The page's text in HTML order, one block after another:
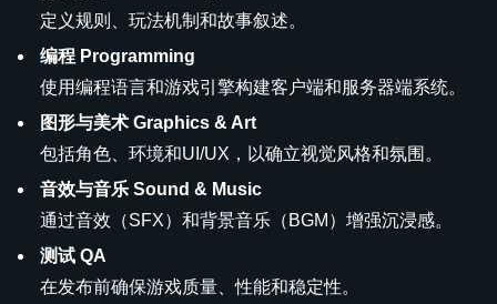
定义规则、玩法机制和故事叙述。
编程 Programming
使用编程语言和游戏引擎构建客户端和服务器端系统。
图形与美术 Graphics & Art
包括角色、环境和UI/UX，以确立视觉风格和氛围。
音效与音乐 Sound & Music
通过音效（SFX）和背景音乐（BGM）增强沉浸感。
测试 QA
在发布前确保游戏质量、性能和稳定性。